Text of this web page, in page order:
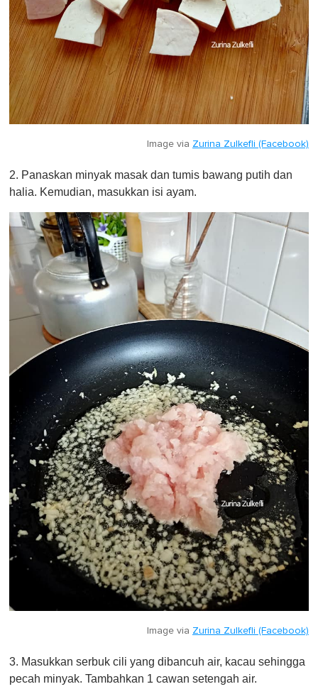
Image via Zurina Zulkefli (Facebook)
2. Panaskan minyak masak dan tumis bawang putih dan
halia. Kemudian, masukkan isi ayam.
Image via Zurina Zulkefli (Facebook)
3. Masukkan serbuk cili yang dibancuh air, kacau sehingga
pecah minyak. Tambahkan 1 cawan setengah air.